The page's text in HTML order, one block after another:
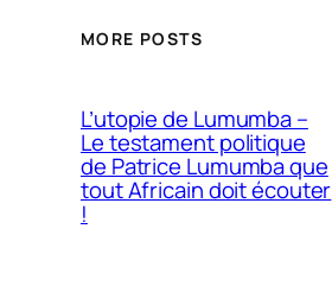
MORE POSTS
L’utopie de Lumumba –
Le testament politique
de Patrice Lumumba que
tout Africain doit écouter
!